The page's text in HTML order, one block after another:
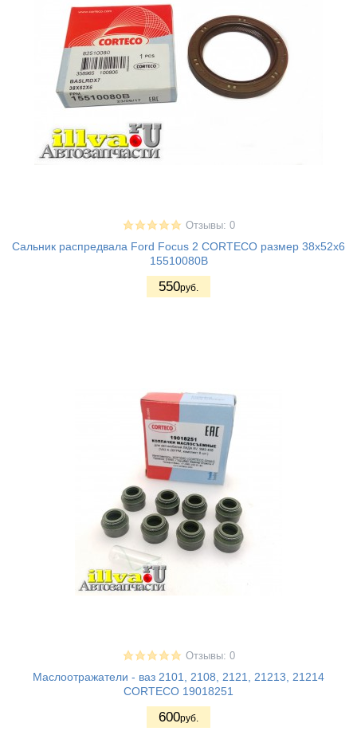
Отзывы: 0
Сальник распредвала Ford Focus 2 CORTECO размер 38x52x6
15510080B
550руб.
Отзывы: 0
Маслоотражатели - ваз 2101, 2108, 2121, 21213, 21214
CORTECO 19018251
600руб.